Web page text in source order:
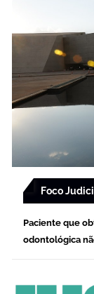
Foco
Paciente que
odontológica